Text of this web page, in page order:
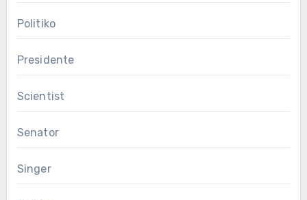
Politiko
Presidente
Scientist
Senator
Singer